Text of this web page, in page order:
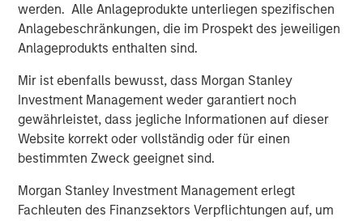
werden. Alle Anlageprodukte unterliegen spezifischen
Anlagebeschränkungen, die im Prospekt des jeweiligen
Anlageprodukts enthalten sind.
Mir ist ebenfalls bewusst, dass Morgan Stanley
Investment Management weder garantiert noch
gewährleistet, dass jegliche Informationen auf dieser
Website korrekt oder vollständig oder für einen
bestimmten Zweck geeignet sind.
Morgan Stanley Investment Management erlegt
Fachleuten des Finanzsektors Verpflichtungen auf, um
nicht möglich, direkt in einen Index zu investieren. Die
bereitgestellten Daten dienen nur zur Information. PDie
Wertentwicklung in der Vergangenheit ist keine Garantie für
Geopolitische Verschiebungen verändern die
Marktdynamik
Wichtige Entwicklungen entfalteten sich im ersten
Quartal 2026, als Ereignisse in Lateinamerika und im
Nahen Osten die Marktdynamik sowohl regional als auch
global veränderten.